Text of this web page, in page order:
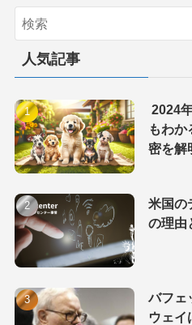
人気記事
2024
もわ
密を解
米国の
の理由
バフェ
ウェイ